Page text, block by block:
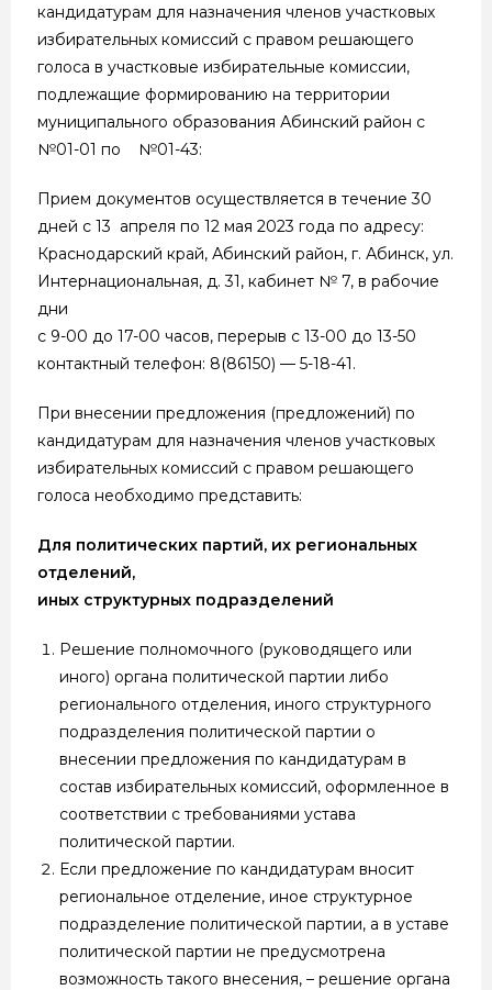
кандидатурам для назначения членов участковых
избирательных комиссий с правом решающего
голоса в участковые избирательные комиссии,
подлежащие формированию на территории
муниципального образования Абинский район с
№01-01 по №01-43:
Прием документов осуществляется в течение 30
дней с 13 апреля по 12 мая 2023 года по адресу:
Краснодарский край, Абинский район, г. Абинск, ул.
Интернациональная, д. 31, кабинет № 7, в рабочие
дни
с 9-00 до 17-00 часов, перерыв с 13-00 до 13-50
контактный телефон: 8(86150) — 5-18-41.
При внесении предложения (предложений) по
кандидатурам для назначения членов участковых
избирательных комиссий с правом решающего
голоса необходимо представить:
Для политических партий, их региональных
отделений,
иных структурных подразделений
Решение полномочного (руководящего или
иного) органа политической партии либо
регионального отделения, иного структурного
подразделения политической партии о
внесении предложения по кандидатурам в
состав избирательных комиссий, оформленное в
соответствии с требованиями устава
политической партии.
Если предложение по кандидатурам вносит
региональное отделение, иное структурное
подразделение политической партии, а в уставе
политической партии не предусмотрена
возможность такого внесения, – решение органа